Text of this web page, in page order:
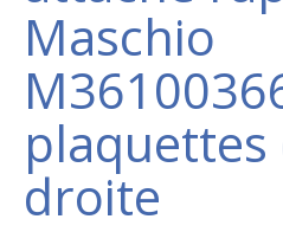
Maschio
droite